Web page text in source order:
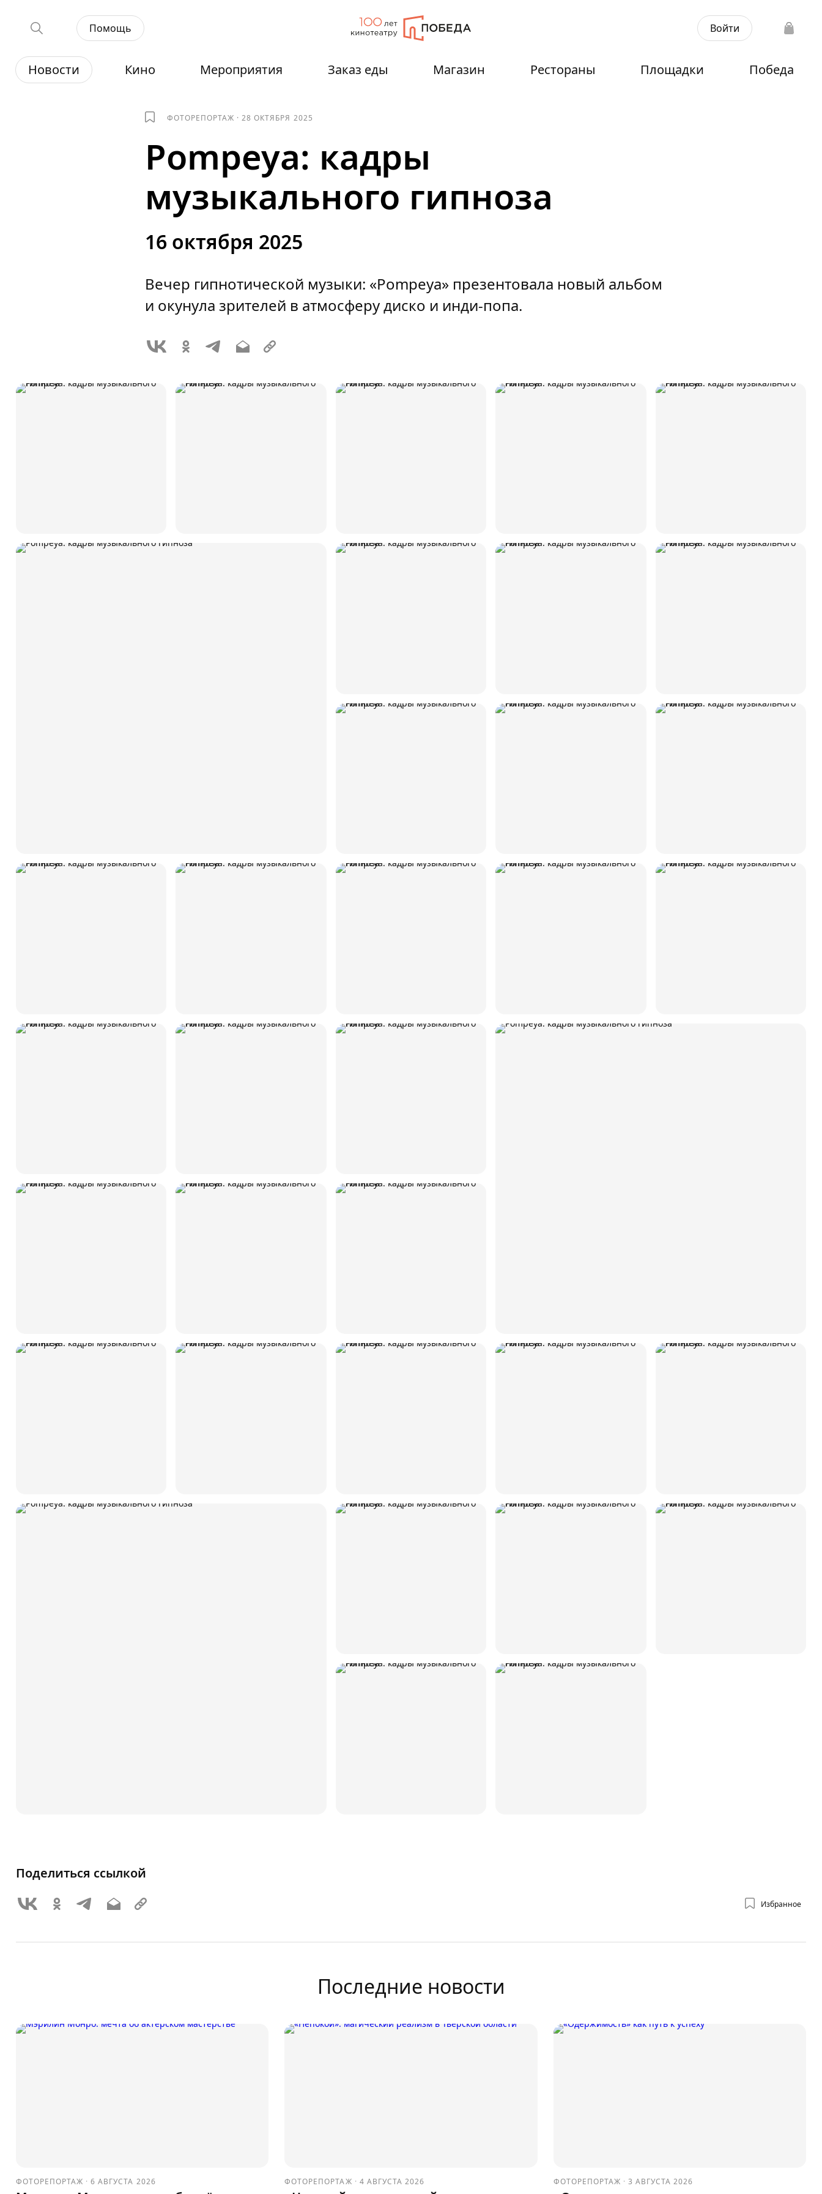
Помощь Войти
Новости Кино Мероприятия Заказ еды Магазин Рестораны Площадки Победа
ФОТОРЕПОРТАЖ ·28 ОКТЯБРЯ 2025
Pompeya: кадры
музыкального гипноза
16 октября 2025
Вечер гипнотической музыки: «Pompeya» презентовала новый альбом
и окунула зрителей в атмосферу диско и инди‑попа.
Избранное
Поделиться ссылкой
Последние новости
ФОТОРЕПОРТАЖ ·6 АВГУСТА 2026 ФОТОРЕПОРТАЖ · 4 АВГУСТА 2026 ФОТОРЕПОРТАЖ · 3 АВГУСТА 2026